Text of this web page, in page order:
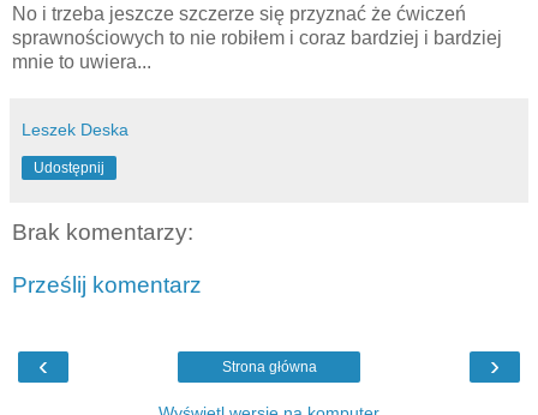
No i trzeba jeszcze szczerze się przyznać że ćwiczeń
sprawnościowych to nie robiłem i coraz bardziej i bardziej
mnie to uwiera...
Leszek Deska
Udostępnij
Brak komentarzy:
Prześlij komentarz
‹ ›
Strona główna